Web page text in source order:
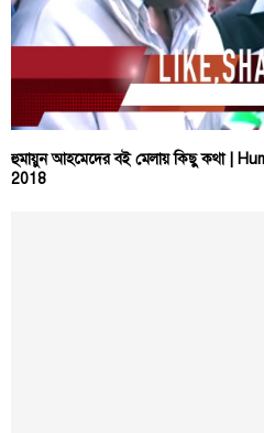
হুমায়ুন আহমেদের বই মেলায় কিছু কথা |
2018